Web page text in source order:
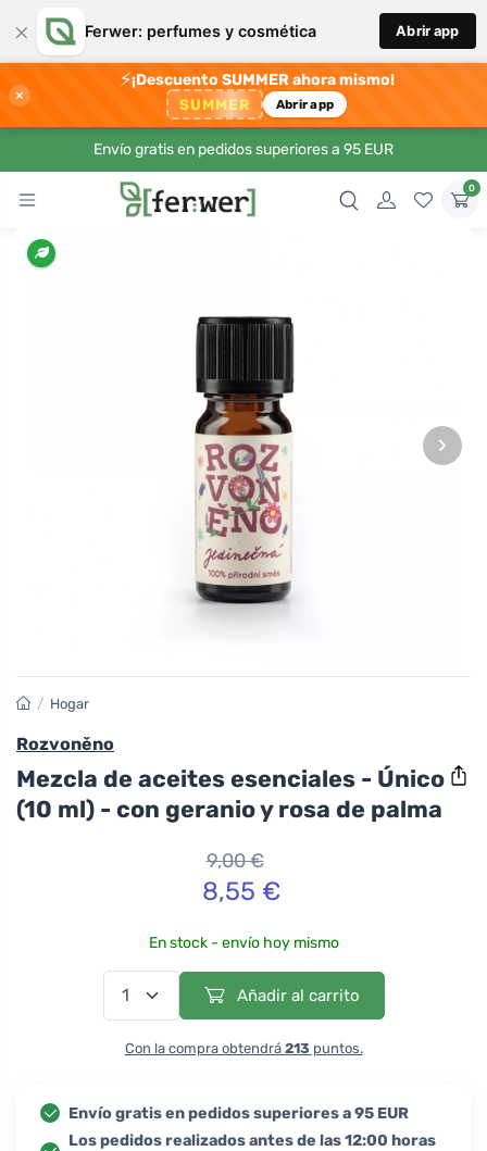
× Ferwer: perfumes y cosmética Abrir app
×
⚡¡Descuento SUMMER ahora mismo!
SUMMER Abrir app
Envío gratis en pedidos superiores a 95 EUR
0
›
/ Hogar
Rozvoněno
Mezcla de aceites esenciales - Único
(10 ml) - con geranio y rosa de palma
9,00 €
8,55 €
En stock - envío hoy mismo
Añadir al carrito
Con la compra obtendrá 213 puntos.
Envío gratis en pedidos superiores a 95 EUR
Los pedidos realizados antes de las 12:00 horas